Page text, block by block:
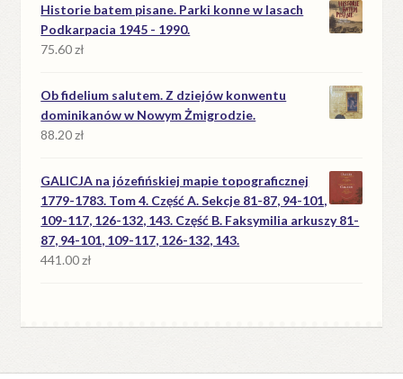
Historie batem pisane. Parki konne w lasach
Podkarpacia 1945 - 1990.
75.60zł
Ob fidelium salutem. Z dziejów konwentu
dominikanów w Nowym Żmigrodzie.
88.20zł
GALICJA na józefińskiej mapie topograficznej
1779-1783. Tom 4. Część A. Sekcje 81-87, 94-101,
109-117, 126-132, 143. Część B. Faksymilia arkuszy 81-
87, 94-101, 109-117, 126-132, 143.
441.00zł